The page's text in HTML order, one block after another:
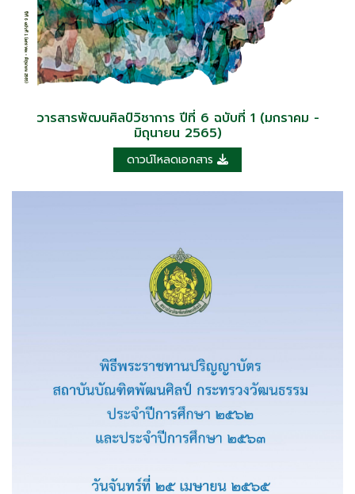
วารสารพัฒนศิลป์วิชาการ ปีที่ 6 ฉบับที่ 1 (มกราคม -
มิถุนายน 2565)
ดาวน์โหลดเอกสาร